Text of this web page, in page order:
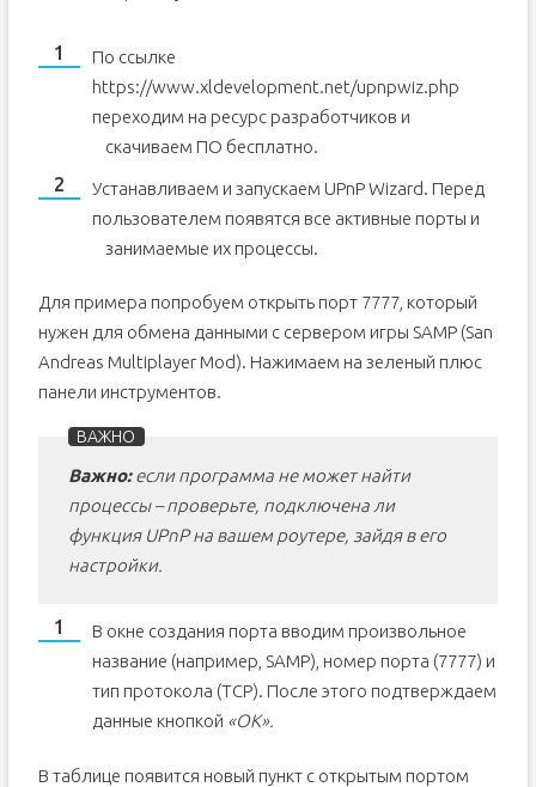
По ссылке
https://www.xldevelopment.net/upnpwiz.php
переходим на ресурс разработчиков и
скачиваем ПО бесплатно.
Устанавливаем и запускаем UPnP Wizard. Перед
пользователем появятся все активные порты и
занимаемые их процессы.
Для примера попробуем открыть порт 7777, который
нужен для обмена данными с сервером игры SAMP (San
Andreas Multiplayer Mod). Нажимаем на зеленый плюс
панели инструментов.
Важно:если программа не может найти
процессы – проверьте, подключена ли
функция UPnP на вашем роутере, зайдя в его
настройки.
В окне создания порта вводим произвольное
название (например, SAMP), номер порта (7777) и
тип протокола (TCP). После этого подтверждаем
данные кнопкой «ОК».
В таблице появится новый пункт с открытым портом